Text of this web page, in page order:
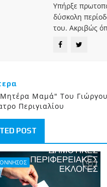
Υπήρξε
δύσκολη
του. Ακριβώς
Μαμά" Του Γιώργου
Περιγιαλίου
POST